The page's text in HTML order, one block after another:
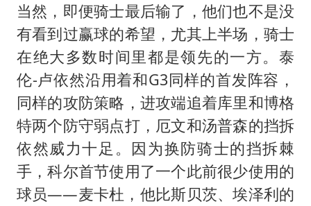
当然，即便骑士最后输了，他们也不是没
有看到过赢球的希望，尤其上半场，骑士
在绝大多数时间里都是领先的一方。泰
伦-卢依然沿用着和G3同样的首发阵容，
同样的攻防策略，进攻端追着库里和博格
特两个防守弱点打，厄文和汤普森的挡拆
依然威力十足。因为换防骑士的挡拆棘
手，科尔首节使用了一个此前很少使用的
球员——麦卡杜，他比斯贝茨、埃泽利的